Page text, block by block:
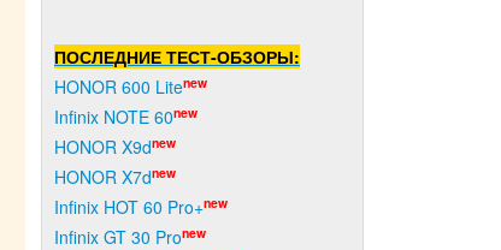
ПОСЛЕДНИЕ ТЕСТ-ОБЗОРЫ:
HONOR 600 Litenew
Infinix NOTE 60new
HONOR X9dnew
HONOR X7dnew
Infinix HOT 60 Pro+new
Infinix GT 30 Pronew